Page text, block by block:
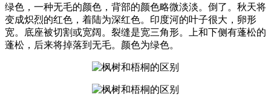
绿色，一种无毛的颜色，背部的颜色略微淡淡。倒了。秋天将
变成炽烈的红色，着陆为深红色。印度河的叶子很大，卵形
宽。底座被切割或宽阔。裂缝是宽三角形。上和下侧有蓬松的
蓬松，后来将掉落到无毛。颜色为绿色。